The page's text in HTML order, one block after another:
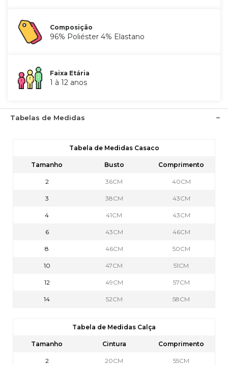
Composição
96% Poliéster 4% Elastano
Faixa Etária
1 à 12 anos
Tabelas de Medidas
Tabela de Medidas Casaco
Tamanho Busto Comprimento
2 36CM 40CM
3 38CM 43CM
4 41CM 43CM
6 43CM 46CM
8 46CM 50CM
10 47CM 51CM
12 49CM 57CM
14 52CM 58CM
Tabela de Medidas Calça
Tamanho Cintura Comprimento
2 20CM 55CM